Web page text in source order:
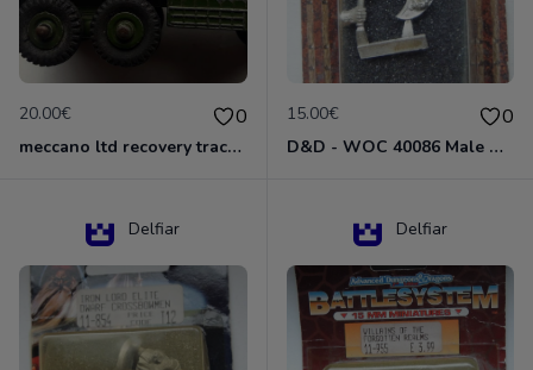
20.00€ 0
meccano ltd recovery tractor N°661
15.00€ 0
D&D - WOC 40086 Male Dwarven Cleric Miniature - Donjons Dragons
Delfiar Delfiar